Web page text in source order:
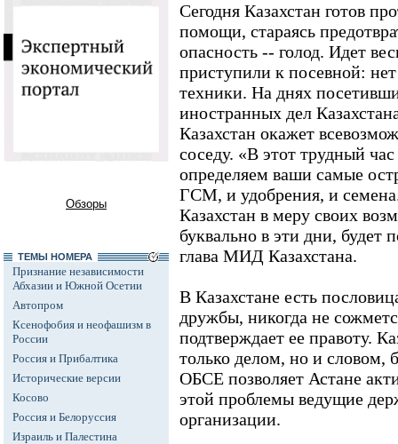
Обзоры
ТЕМЫ НОМЕРА
Признание независимости
Абхазии и Южной Осетии
Автопром
Ксенофобия и неофашизм в
России
Россия и Прибалтика
Исторические версии
Косово
Россия и Белоруссия
Израиль и Палестина
Сегодня Казахстан готов
помощи, стараясь
опасность -- голод. Идет
приступили к посевной:
техники. На днях
иностранных дел
Казахстан окажет
соседу. «В этот трудный
определяем ваши самые
ГСМ, и удобрения, и
Казахстан в меру своих
буквально в эти дни, будет
глава МИД Казахстана.
В Казахстане есть
дружбы, никогда не
подтверждает ее правоту.
только делом, но и словом,
ОБСЕ позволяет Астане
этой проблемы ведущие
организации.